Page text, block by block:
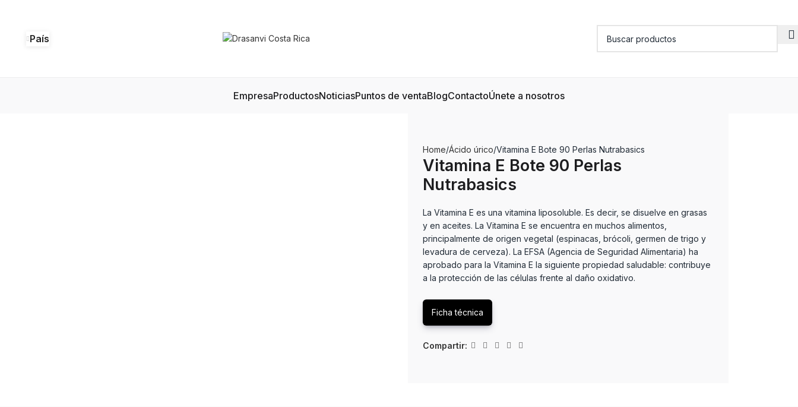
País
EmpresaProductosNoticiasPuntos de ventaBlogContactoÚnete a nosotros
Home Ácido úrico Vitamina E Bote 90 Perlas Nutrabasics
Vitamina E Bote 90 Perlas
Nutrabasics
La Vitamina E es una vitamina liposoluble. Es decir, se disuelve en grasas
y en aceites. La Vitamina E se encuentra en muchos alimentos,
principalmente de origen vegetal (espinacas, brócoli, germen de trigo y
levadura de cerveza). La EFSA (Agencia de Seguridad Alimentaria) ha
aprobado para la Vitamina E la siguiente propiedad saludable: contribuye
a la protección de las células frente al daño oxidativo.
Ficha técnica
Compartir: